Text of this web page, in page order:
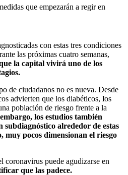
que empezarán a regir en
con estas tres condiciones
las próximas cuatro semanas,
la capital vivirá uno de los
de ciudadanos no es nueva. Desde
advierten que los diabéticos, los
población de riesgo frente a la
los estudios también
subdiagnóstico alrededor de estas
muy pocos dimensionan el riesgo
coronavirus puede agudizarse en
que las padece.